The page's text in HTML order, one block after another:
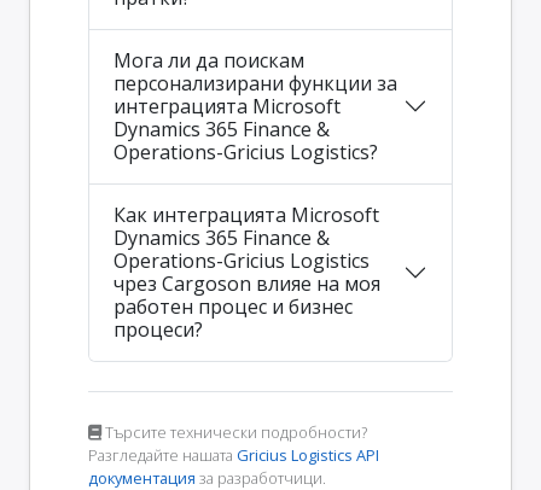
Мога ли да поискам
персонализирани функции за
интеграцията Microsoft
Dynamics 365 Finance &
Operations-Gricius Logistics?
Как интеграцията Microsoft
Dynamics 365 Finance &
Operations-Gricius Logistics
чрез Cargoson влияе на моя
работен процес и бизнес
процеси?
Търсите технически подробности?
Разгледайте нашата Gricius Logistics API
документация за разработчици.